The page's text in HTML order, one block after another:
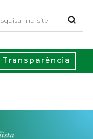
Transparência